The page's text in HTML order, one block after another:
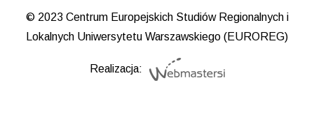
© 2023 Centrum Europejskich Studiów Regionalnych i
Lokalnych Uniwersytetu Warszawskiego (EUROREG)
Realizacja: